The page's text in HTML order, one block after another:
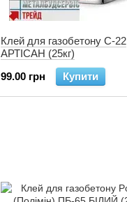
Клей для газобетону С-22
АРТIСАН (25кг)
99.00 грн
Купити